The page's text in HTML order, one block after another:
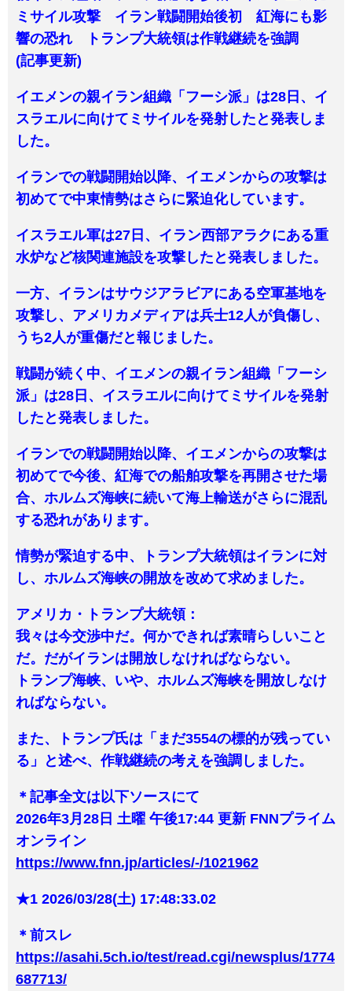
ミサイル攻撃 イラン戦闘開始後初 紅海にも影
響の恐れ トランプ大統領は作戦継続を強調
(記事更新)
イエメンの親イラン組織「フーシ派」は28日、イ
スラエルに向けてミサイルを発射したと発表しま
した。
イランでの戦闘開始以降、イエメンからの攻撃は
初めてで中東情勢はさらに緊迫化しています。
イスラエル軍は27日、イラン西部アラクにある重
水炉など核関連施設を攻撃したと発表しました。
一方、イランはサウジアラビアにある空軍基地を
攻撃し、アメリカメディアは兵士12人が負傷し、
うち2人が重傷だと報じました。
戦闘が続く中、イエメンの親イラン組織「フーシ
派」は28日、イスラエルに向けてミサイルを発射
したと発表しました。
イランでの戦闘開始以降、イエメンからの攻撃は
初めてで今後、紅海での船舶攻撃を再開させた場
合、ホルムズ海峡に続いて海上輸送がさらに混乱
する恐れがあります。
情勢が緊迫する中、トランプ大統領はイランに対
し、ホルムズ海峡の開放を改めて求めました。
アメリカ・トランプ大統領：
我々は今交渉中だ。何かできれば素晴らしいこと
だ。だがイランは開放しなければならない。
トランプ海峡、いや、ホルムズ海峡を開放しなけ
ればならない。
また、トランプ氏は「まだ3554の標的が残ってい
る」と述べ、作戦継続の考えを強調しました。
＊記事全文は以下ソースにて
2026年3月28日 土曜 午後17:44 更新 FNNプライム
オンライン
https://www.fnn.jp/articles/-/1021962
★1 2026/03/28(土) 17:48:33.02
＊前スレ
https://asahi.5ch.io/test/read.cgi/newsplus/1774
687713/